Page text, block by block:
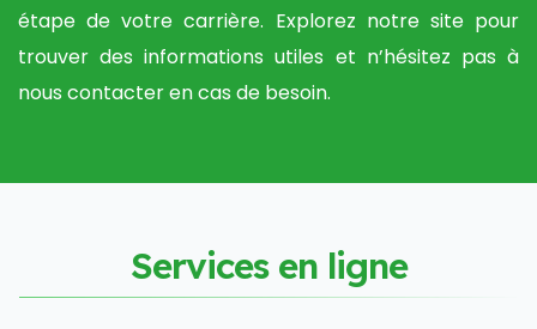
étape de votre carrière. Explorez notre site pour
trouver des informations utiles et n’hésitez pas à
nous contacter en cas de besoin.
Services en ligne